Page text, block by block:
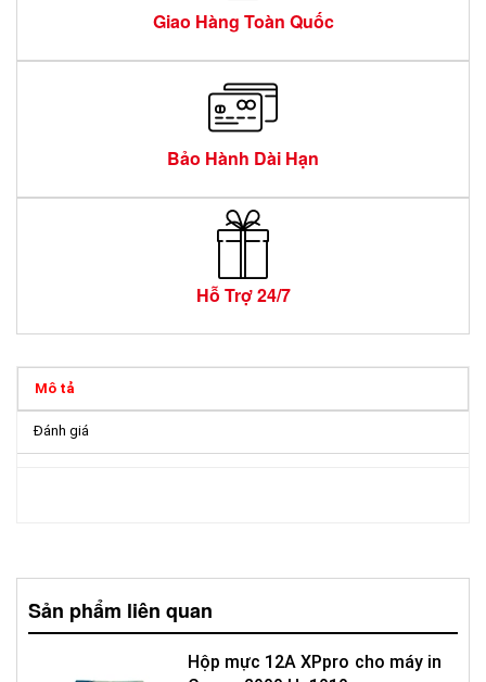
Giao Hàng Toàn Quốc
Bảo Hành Dài Hạn
Hỗ Trợ 24/7
Mô tả
Đánh giá
Sản phẩm liên quan
Hộp mực 12A XPpro cho máy in